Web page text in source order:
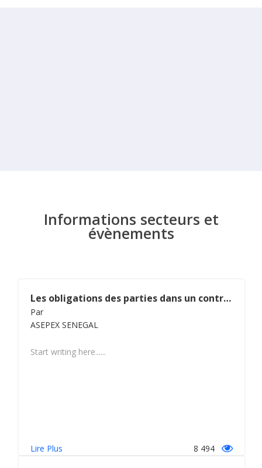
Informations secteurs et
évènements
Les obligations des parties dans un contrat de vente internationale de marchandises
Par
ASEPEX SENEGAL
Start writing here......
Lire Plus 8 494